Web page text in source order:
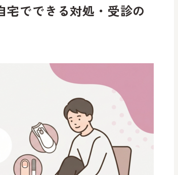
でできる対処・受診の